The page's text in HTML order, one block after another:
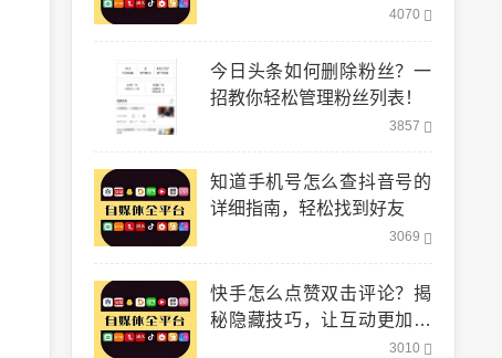
4070
今日头条如何删除粉丝？一
招教你轻松管理粉丝列表！
3857
知道手机号怎么查抖音号的
详细指南，轻松找到好友
3069
快手怎么点赞双击评论？揭
秘隐藏技巧，让互动更加轻
3010